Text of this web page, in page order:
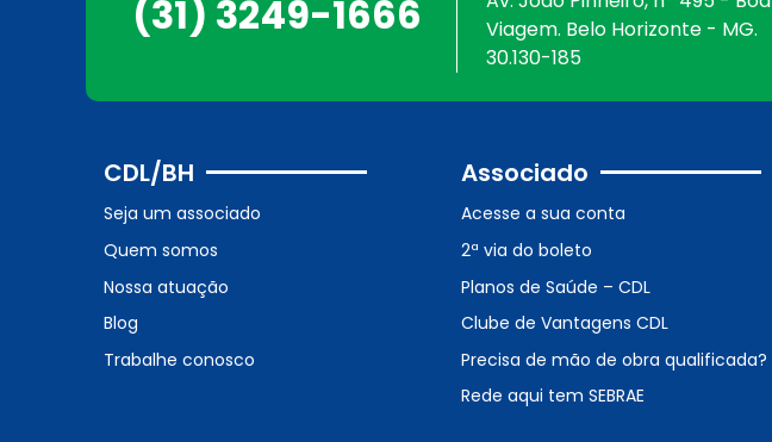
(31) 3249-1666
Viagem. Belo Horizonte - MG.
30.130-185
CDL/BH
Seja um associado
Quem somos
Nossa atuação
Blog
Trabalhe conosco
Associado
Acesse a sua conta
2ª via do boleto
Planos de Saúde – CDL
Clube de Vantagens CDL
Precisa de mão de obra qualificada?
Rede aqui tem SEBRAE